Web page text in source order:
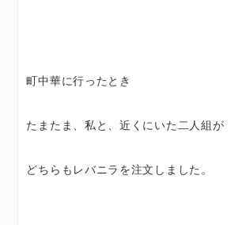
町中華に行ったとき
たまたま、私と、近くにいた二人組が
どちらもレバニラを注文しました。